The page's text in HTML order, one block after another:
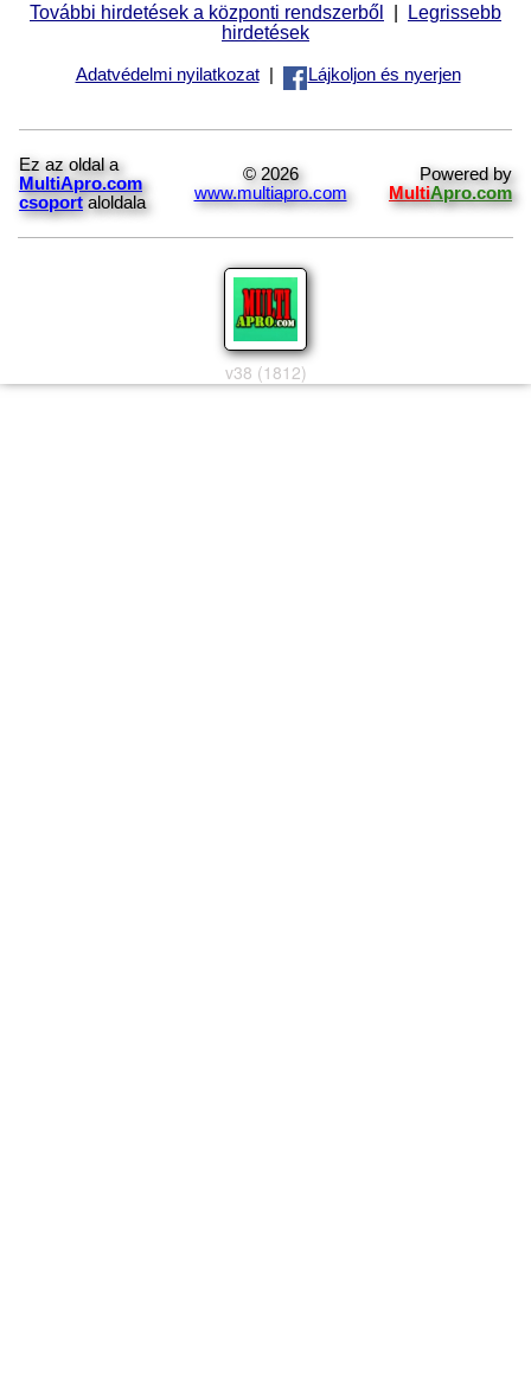
További hirdetések a központi rendszerből | Legrissebb
hirdetések
Adatvédelmi nyilatkozat| Lájkoljon és nyerjen
Ez az oldal a
MultiApro.com
csoport aloldala
© 2026
www.multiapro.com
Powered by
MultiApro.com
v38 (1812)